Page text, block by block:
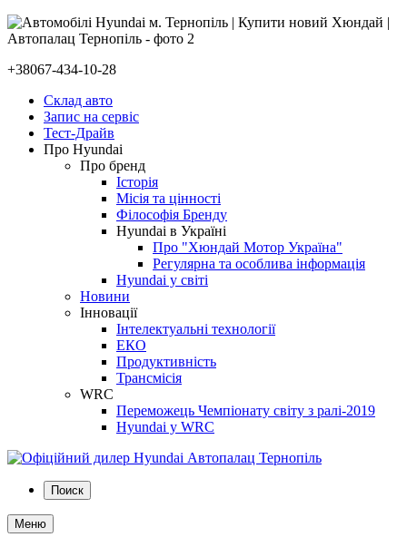
+38067-434-10-28
Склад авто
Запис на сервіс
Тест-Драйв
Про Hyundai
Про бренд
Історія
Місія та цінності
Філософія Бренду
Hyundai в Україні
Про "Хюндай Мотор Україна"
Регулярна та особлива інформація
Hyundai у світі
Новини
Інновації
Інтелектуальні технології
ЕКО
Продуктивність
Трансмісія
WRC
Переможець Чемпіонату світу з ралі-2019
Hyundai у WRC
Поиск
Меню